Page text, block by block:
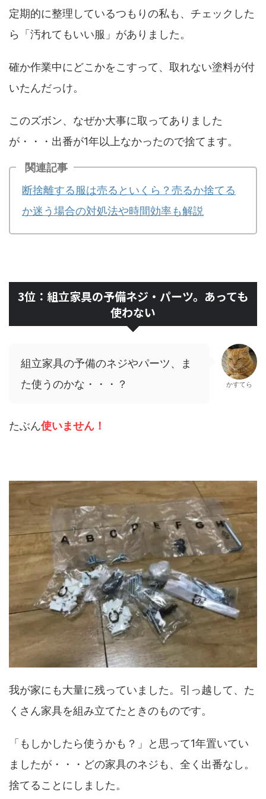
定期的に整理しているつもりの私も、チェックした
ら「汚れてもいい服」がありました。
確か作業中にどこかをこすって、取れない塗料が付
いたんだっけ。
このズボン、なぜか大事に取ってありました
が・・・出番が1年以上なかったので捨てます。
関連記事
断捨離する服は売るといくら？売るか捨てる
か迷う場合の対処法や時間効率も解説
3位：組立家具の予備ネジ・パーツ。あっても
使わない
組立家具の予備のネジやパーツ、ま
た使うのかな・・・？
かすてら
たぶん使いません！
我が家にも大量に残っていました。引っ越して、た
くさん家具を組み立てたときのものです。
「もしかしたら使うかも？」と思って1年置いてい
ましたが・・・どの家具のネジも、全く出番なし。
捨てることにしました。